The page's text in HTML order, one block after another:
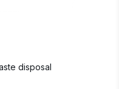
disposal